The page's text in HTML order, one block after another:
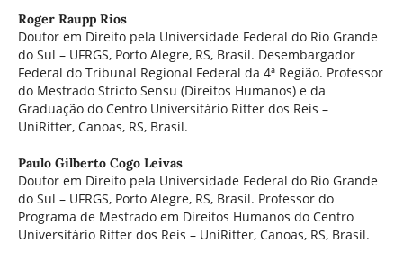
Roger Raupp Rios
Doutor em Direito pela Universidade Federal do Rio Grande
do Sul – UFRGS, Porto Alegre, RS, Brasil. Desembargador
Federal do Tribunal Regional Federal da 4ª Região. Professor
do Mestrado Stricto Sensu (Direitos Humanos) e da
Graduação do Centro Universitário Ritter dos Reis –
UniRitter, Canoas, RS, Brasil.
Paulo Gilberto Cogo Leivas
Doutor em Direito pela Universidade Federal do Rio Grande
do Sul – UFRGS, Porto Alegre, RS, Brasil. Professor do
Programa de Mestrado em Direitos Humanos do Centro
Universitário Ritter dos Reis – UniRitter, Canoas, RS, Brasil.